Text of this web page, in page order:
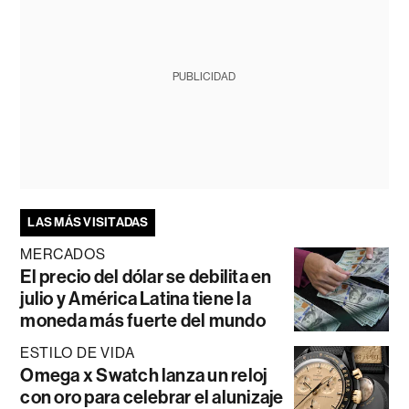
PUBLICIDAD
LAS MÁS VISITADAS
MERCADOS
El precio del dólar se debilita en
julio y América Latina tiene la
moneda más fuerte del mundo
ESTILO DE VIDA
Omega x Swatch lanza un reloj
con oro para celebrar el alunizaje